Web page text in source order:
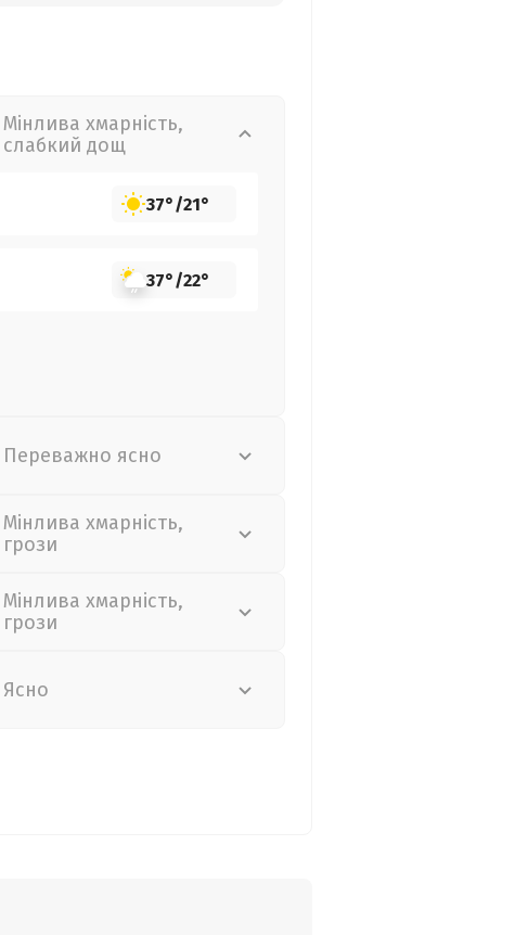
Мінлива хмарність,
слабкий дощ
37°/21°
37°/22°
Переважно ясно
Мінлива хмарність,
грози
Мінлива хмарність,
грози
Ясно